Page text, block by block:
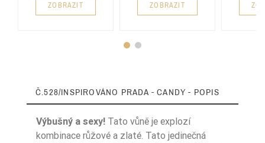
ZOBRAZIT ZOBRAZIT
Č.528/INSPIROVÁNO PRADA - CANDY - POPIS
Výbušný a sexy! Tato vůně je explozí
kombinace růžové a zlaté. Tato jedinečná